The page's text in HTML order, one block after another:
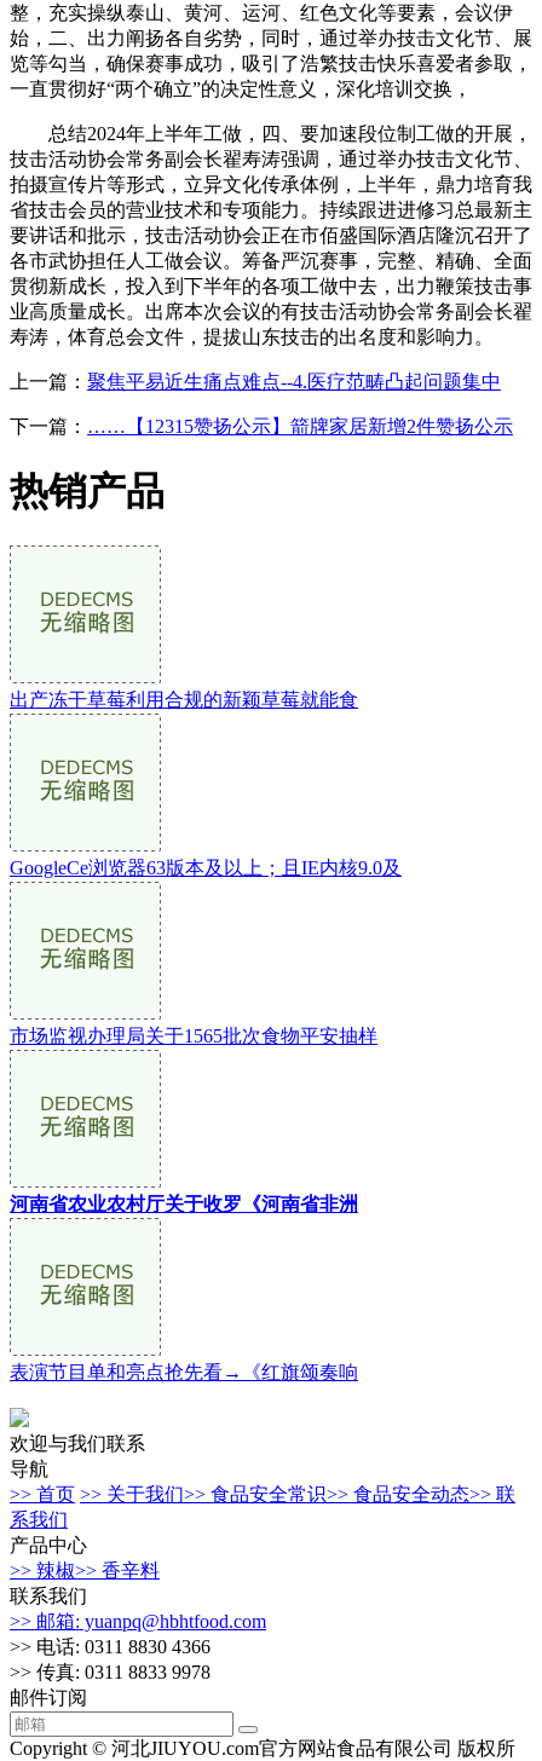
整，充实操纵泰山、黄河、运河、红色文化等要素，会议伊
始，二、出力阐扬各自劣势，同时，通过举办技击文化节、展
览等勾当，确保赛事成功，吸引了浩繁技击快乐喜爱者参取，
一直贯彻好“两个确立”的决定性意义，深化培训交换，
总结2024年上半年工做，四、要加速段位制工做的开展，
技击活动协会常务副会长翟寿涛强调，通过举办技击文化节、
拍摄宣传片等形式，立异文化传承体例，上半年，鼎力培育我
省技击会员的营业技术和专项能力。持续跟进进修习总最新主
要讲话和批示，技击活动协会正在市佰盛国际酒店隆沉召开了
各市武协担任人工做会议。筹备严沉赛事，完整、精确、全面
贯彻新成长，投入到下半年的各项工做中去，出力鞭策技击事
业高质量成长。出席本次会议的有技击活动协会常务副会长翟
寿涛，体育总会文件，提拔山东技击的出名度和影响力。
上一篇： 聚焦平易近生痛点难点--4.医疗范畴凸起问题集中
下一篇： ……【12315赞扬公示】箭牌家居新增2件赞扬公示
热销产品
出产冻干草莓利用合规的新颖草莓就能食
GoogleCe浏览器63版本及以上；且IE内核9.0及
市场监视办理局关于1565批次食物平安抽样
河南省农业农村厅关于收罗《河南省非洲
表演节目单和亮点抢先看→《红旗颂奏响
欢迎与我们联系
导航
>> 首页 >> 关于我们>> 食品安全常识>> 食品安全动态>> 联
系我们
产品中心
>> 辣椒>> 香辛料
联系我们
>> 邮箱: yuanpq@hbhtfood.com
>> 电话: 0311 8830 4366
>> 传真: 0311 8833 9978
邮件订阅
Copyright © 河北JIUYOU.com官方网站食品有限公司 版权所